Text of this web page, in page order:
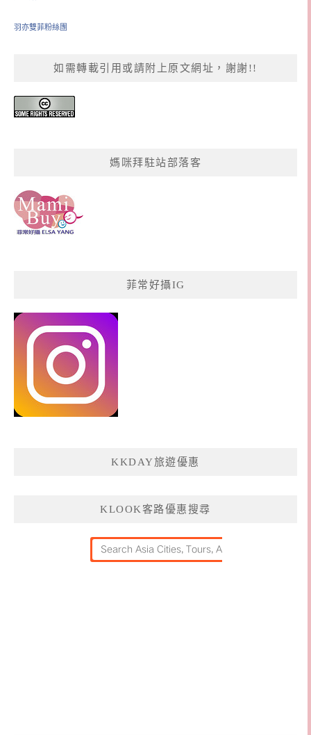
羽亦雙菲粉絲團
如需轉載引用或請附上原文網址，謝謝!!
媽咪拜駐站部落客
菲常好攝IG
KKDAY旅遊優惠
KLOOK客路優惠搜尋